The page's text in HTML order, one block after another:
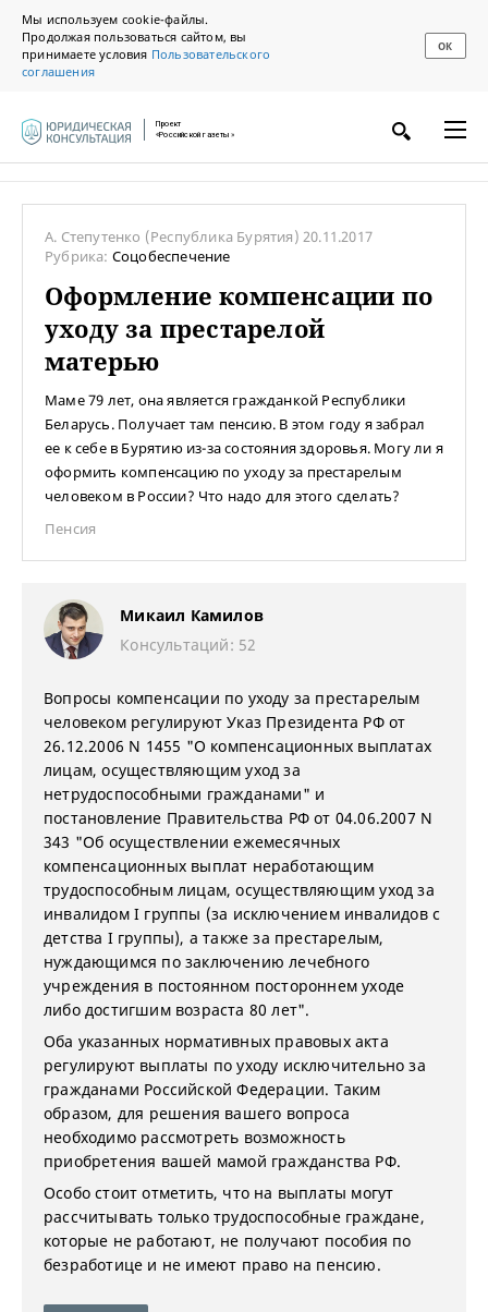
Мы используем cookie-файлы.
Продолжая пользоваться сайтом, вы
принимаете условия Пользовательского
соглашения
ОК
Проект
«Российской газеты»
А. Степутенко (Республика Бурятия)20.11.2017
Рубрика: Соцобеспечение
Оформление компенсации по
уходу за престарелой
матерью
Маме 79 лет, она является гражданкой Республики
Беларусь. Получает там пенсию. В этом году я забрал
ее к себе в Бурятию из-за состояния здоровья. Могу ли я
оформить компенсацию по уходу за престарелым
человеком в России? Что надо для этого сделать?
Пенсия
Микаил Камилов
Консультаций: 52
Вопросы компенсации по уходу за престарелым
человеком регулируют Указ Президента РФ от
26.12.2006 N 1455 "О компенсационных выплатах
лицам, осуществляющим уход за
нетрудоспособными гражданами" и
постановление Правительства РФ от 04.06.2007 N
343 "Об осуществлении ежемесячных
компенсационных выплат неработающим
трудоспособным лицам, осуществляющим уход за
инвалидом I группы (за исключением инвалидов с
детства I группы), а также за престарелым,
нуждающимся по заключению лечебного
учреждения в постоянном постороннем уходе
либо достигшим возраста 80 лет".
Оба указанных нормативных правовых акта
регулируют выплаты по уходу исключительно за
гражданами Российской Федерации. Таким
образом, для решения вашего вопроса
необходимо рассмотреть возможность
приобретения вашей мамой гражданства РФ.
Особо стоит отметить, что на выплаты могут
рассчитывать только трудоспособные граждане,
которые не работают, не получают пособия по
безработице и не имеют право на пенсию.